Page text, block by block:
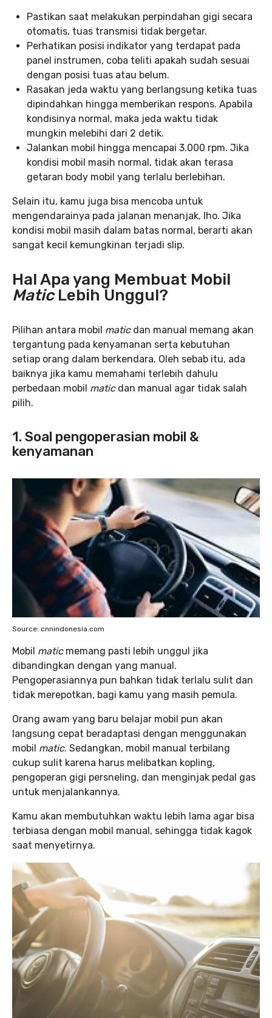
Pastikan saat melakukan perpindahan gigi secara
otomatis, tuas transmisi tidak bergetar.
Perhatikan posisi indikator yang terdapat pada
panel instrumen, coba teliti apakah sudah sesuai
dengan posisi tuas atau belum.
Rasakan jeda waktu yang berlangsung ketika tuas
dipindahkan hingga memberikan respons. Apabila
kondisinya normal, maka jeda waktu tidak
mungkin melebihi dari 2 detik.
Jalankan mobil hingga mencapai 3.000 rpm. Jika
kondisi mobil masih normal, tidak akan terasa
getaran body mobil yang terlalu berlebihan.
Selain itu, kamu juga bisa mencoba untuk
mengendarainya pada jalanan menanjak, lho. Jika
kondisi mobil masih dalam batas normal, berarti akan
sangat kecil kemungkinan terjadi slip.
Hal Apa yang Membuat Mobil
MaticLebih Unggul?
Pilihan antara mobil maticdan manual memang akan
tergantung pada kenyamanan serta kebutuhan
setiap orang dalam berkendara. Oleh sebab itu, ada
baiknya jika kamu memahami terlebih dahulu
perbedaan mobil maticdan manual agar tidak salah
pilih.
1. Soal pengoperasian mobil &
kenyamanan
Source: cnnindonesia.com
Mobil maticmemang pasti lebih unggul jika
dibandingkan dengan yang manual.
Pengoperasiannya pun bahkan tidak terlalu sulit dan
tidak merepotkan, bagi kamu yang masih pemula.
Orang awam yang baru belajar mobil pun akan
langsung cepat beradaptasi dengan menggunakan
mobil matic. Sedangkan, mobil manual terbilang
cukup sulit karena harus melibatkan kopling,
pengoperan gigi persneling, dan menginjak pedal gas
untuk menjalankannya.
Kamu akan membutuhkan waktu lebih lama agar bisa
terbiasa dengan mobil manual, sehingga tidak kagok
saat menyetirnya.